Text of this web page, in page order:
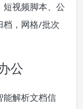
视频脚本、公
档，网格/批次
公
能解析文档信